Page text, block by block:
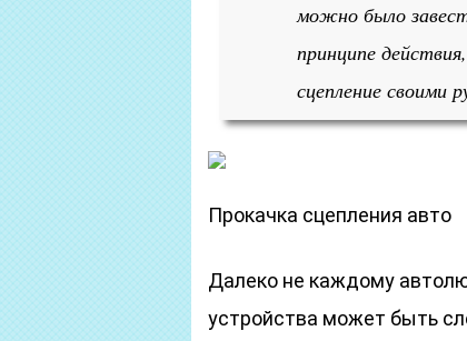
можно было
принципе
сцепление своими
Прокачка сцепления авто
Далеко не каждому
устройства может быть